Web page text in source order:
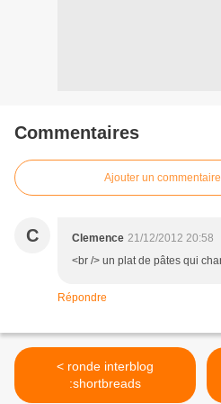
Commentaires
Ajouter un commentaire
C Clemence 21/12/2012 20:58
<br /> un plat de pâtes qui
Répondre
< ronde interblog
:shortbreads